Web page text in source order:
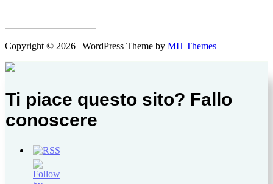
Copyright © 2026 | WordPress Theme by MH Themes
Ti piace questo sito? Fallo
conoscere